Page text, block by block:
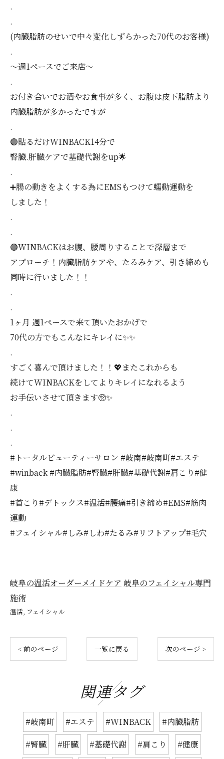
.
.
(内臓脂肪のせいで中々変化しずらかった70代のお客様)
.
～週1ペースでご来店～
.
お付き合いでお酒やお食事が多く、お腹は皮下脂肪より
内臓脂肪が多かったですが
.
🟣貼るだけWINBACK14分で
腎臓.肝臓ケアで基礎代謝をup🌟
.
➕腸の動きをよくする為にEMSもつけて蠕動運動を
しました！
.
.
🟣WINBACKはお腹、腰周りすることで深層まで
アプローチ！内臓脂肪ケアや、たるみケア、引き締めも
同時に行いました！！
.
.
1ヶ月 週1ペースで来て頂いたおかげで
70代の方でもこんなにキレイに✨✨
.
すごく喜んで頂けました！！💖またこれからも
続けてWINBACKをしてよりキレイになれるよう
お手伝いさせて頂きます🥺✨
.
.
.
#トータルビューティーサロン #岐南#岐南町#エステ
#winback #内臓脂肪#腎臓#肝臓#基礎代謝#肩こり#健
康
#首こり#デトックス#温活#腰痛#引き締め#EMS#筋肉
運動
#フェイシャル#しみ#しわ#たるみ#リフトアップ#毛穴
岐阜の温活オーダーメイドケア 岐阜のフェイシャル専門
施術
温活 フェイシャル
< 前のページ 一覧に戻る 次のページ >
関連タグ
#岐南町 #エステ #WINBACK
#内臓脂肪
#腎臓
#肝臓 #基礎代謝 #肩こり #健康